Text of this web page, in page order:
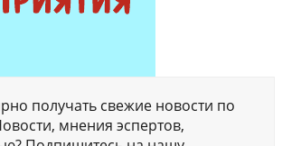
получать свежие новости по
мнения эспертов,